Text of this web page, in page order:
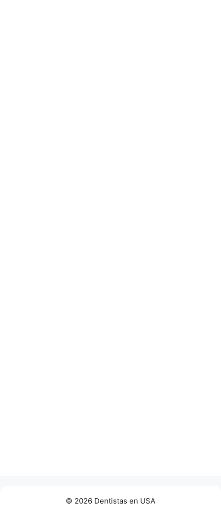
© 2026 Dentistas en USA